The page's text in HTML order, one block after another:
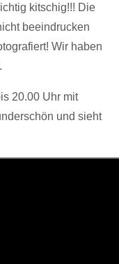
kitschig!!! Die
beeindrucken
Wir haben
20.00 Uhr mit
und sieht